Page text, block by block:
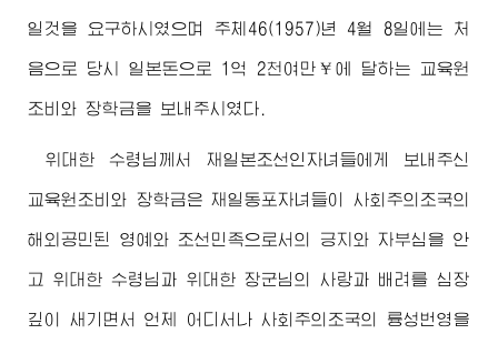
일것을 요구하시였으며 주체46(1957)년 4월 8일에는 처
음으로 당시 일본돈으로 1억 2천여만￥에 달하는 교육원
조비와 장학금을 보내주시였다.
위대한 수령님 께서 재일본조선인자녀들에게 보내주신
교육원조비와 장학금은 재일동포자녀들이 사회주의조국의
해외공민된 영예와 조선민족으로서의 긍지와 자부심을 안
고 위대한 수령님 과 위대한 장군님의 사랑과 배려를 심장
깊이 새기면서 언제 어디서나 사회주의조국의 륭성번영을